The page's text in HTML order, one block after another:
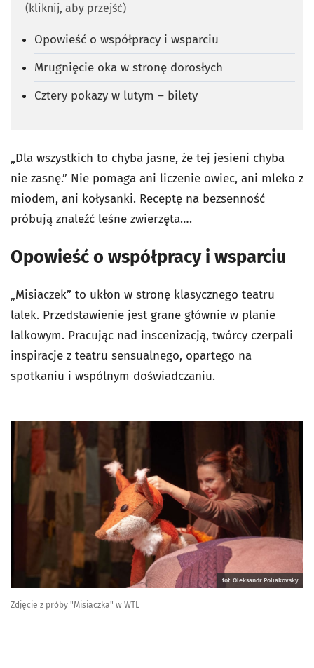
(kliknij, aby przejść)
Opowieść o współpracy i wsparciu
Mrugnięcie oka w stronę dorosłych
Cztery pokazy w lutym – bilety
„Dla wszystkich to chyba jasne, że tej jesieni chyba
nie zasnę.” Nie pomaga ani liczenie owiec, ani mleko z
miodem, ani kołysanki. Receptę na bezsenność
próbują znaleźć leśne zwierzęta….
Opowieść o współpracy i wsparciu
„Misiaczek” to ukłon w stronę klasycznego teatru
lalek. Przedstawienie jest grane głównie w planie
lalkowym. Pracując nad inscenizacją, twórcy czerpali
inspiracje z teatru sensualnego, opartego na
spotkaniu i wspólnym doświadczaniu.
fot. Oleksandr Poliakovsky
Zdjęcie z próby "Misiaczka" w WTL